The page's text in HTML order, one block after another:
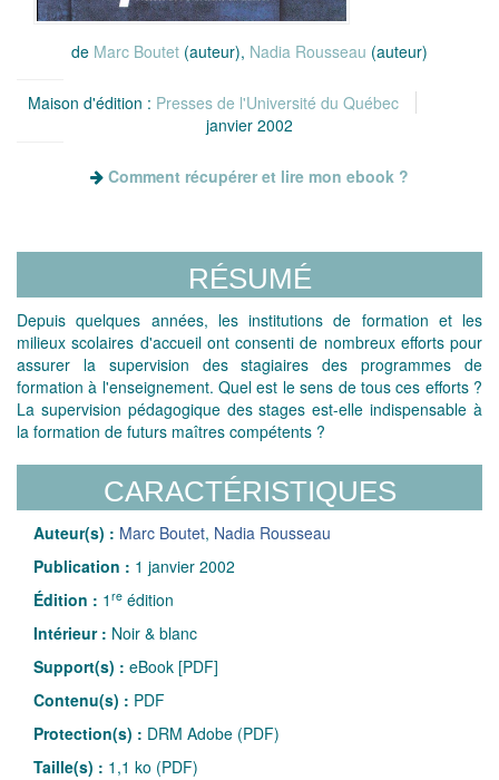
de Marc Boutet (auteur), Nadia Rousseau (auteur)
Maison d'édition : Presses de l'Université du Québec
janvier 2002
Comment récupérer et lire mon ebook ?
RÉSUMÉ
Depuis quelques années, les institutions de formation et les
milieux scolaires d'accueil ont consenti de nombreux efforts pour
assurer la supervision des stagiaires des programmes de
formation à l'enseignement. Quel est le sens de tous ces efforts ?
La supervision pédagogique des stages est-elle indispensable à
la formation de futurs maîtres compétents ?
CARACTÉRISTIQUES
Auteur(s) : Marc Boutet, Nadia Rousseau
Publication : 1 janvier 2002
Édition : 1 re édition
Intérieur : Noir & blanc
Support(s) : eBook [PDF]
Contenu(s) : PDF
Protection(s) : DRM Adobe (PDF)
Taille(s) : 1,1 ko (PDF)